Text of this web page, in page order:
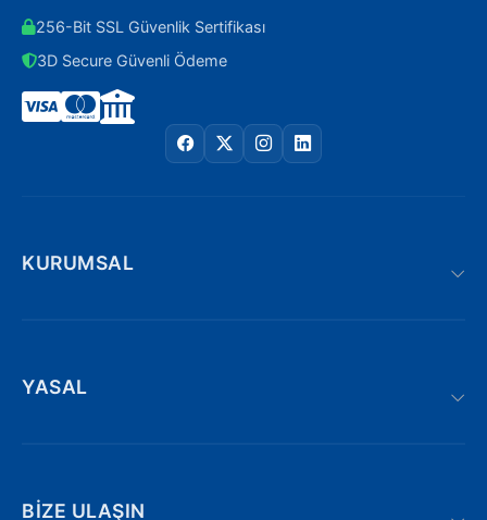
256-Bit SSL Güvenlik Sertifikası
3D Secure Güvenli Ödeme
KURUMSAL
YASAL
BIZE ULAŞIN